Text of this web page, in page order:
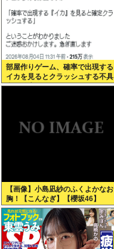
部屋作りゲーム、確率で出現する
イカを見るとクラッシュする不具
合が発生
【画像】小島凪紗のふくよかなお
胸！【こんなぎ】【櫻坂46】